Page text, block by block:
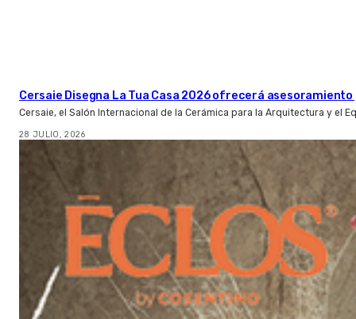
Cersaie Disegna La Tua Casa 2026 ofrecerá
Cersaie, el Salón Internacional de la Cerámica para la Arquitectura y el
28 JULIO, 2026